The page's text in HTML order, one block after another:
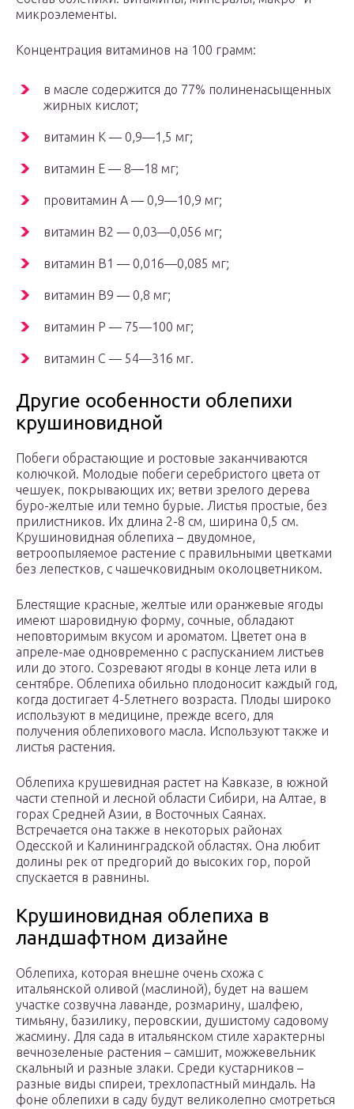
микроэлементы.
Концентрация витаминов на 100 грамм:
в масле содержится до 77% полиненасыщенных
жирных кислот;
витамин К — 0,9—1,5 мг;
витамин Е — 8—18 мг;
провитамин А — 0,9—10,9 мг;
витамин В2 — 0,03—0,056 мг;
витамин В1 — 0,016—0,085 мг;
витамин В9 — 0,8 мг;
витамин Р — 75—100 мг;
витамин С — 54—316 мг.
Другие особенности облепихи
крушиновидной
Побеги обрастающие и ростовые заканчиваются
колючкой. Молодые побеги серебристого цвета от
чешуек, покрывающих их; ветви зрелого дерева
буро-желтые или темно бурые. Листья простые, без
прилистников. Их длина 2-8 см, ширина 0,5 см.
Крушиновидная облепиха – двудомное,
ветроопыляемое растение с правильными цветками
без лепестков, с чашечковидным околоцветником.
Блестящие красные, желтые или оранжевые ягоды
имеют шаровидную форму, сочные, обладают
неповторимым вкусом и ароматом. Цветет она в
апреле-мае одновременно с распусканием листьев
или до этого. Созревают ягоды в конце лета или в
сентябре. Облепиха обильно плодоносит каждый год,
когда достигает 4-5летнего возраста. Плоды широко
используют в медицине, прежде всего, для
получения облепихового масла. Используют также и
листья растения.
Облепиха крушевидная растет на Кавказе, в южной
части степной и лесной области Сибири, на Алтае, в
горах Средней Азии, в Восточных Саянах.
Встречается она также в некоторых районах
Одесской и Калининградской областях. Она любит
долины рек от предгорий до высоких гор, порой
спускается в равнины.
Крушиновидная облепиха в
ландшафтном дизайне
Облепиха, которая внешне очень схожа с
итальянской оливой (маслиной), будет на вашем
участке созвучна лаванде, розмарину, шалфею,
тимьяну, базилику, перовскии, душистому садовому
жасмину. Для сада в итальянском стиле характерны
вечнозеленые растения – самшит, можжевельник
скальный и разные злаки. Среди кустарников –
разные виды спиреи, трехлопастный миндаль. На
фоне облепихи в саду будут великолепно смотреться